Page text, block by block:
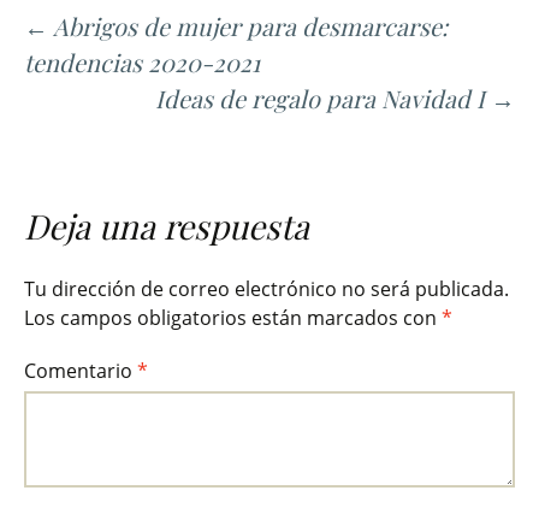
← Abrigos de mujer para desmarcarse:
tendencias 2020-2021
Ideas de regalo para Navidad I →
Deja una respuesta
Tu dirección de correo electrónico no será publicada.
Los campos obligatorios están marcados con *
Comentario *